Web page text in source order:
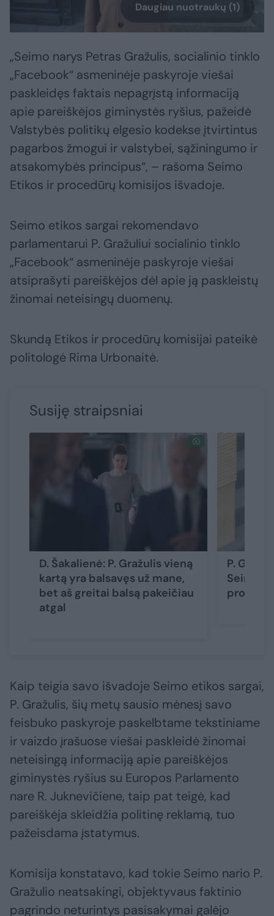
Daugiau nuotraukų (1)
„Seimo narys Petras Gražulis, socialinio tinklo
„Facebook“ asmeninėje paskyroje viešai
paskleidęs faktais nepagrįstą informaciją
apie pareiškėjos giminystės ryšius, pažeidė
Valstybės politikų elgesio kodekse įtvirtintus
pagarbos žmogui ir valstybei, sąžiningumo ir
atsakomybės principus“, – rašoma Seimo
Etikos ir procedūrų komisijos išvadoje.
Seimo etikos sargai rekomendavo
parlamentarui P. Gražuliui socialinio tinklo
„Facebook“ asmeninėje paskyroje viešai
atsiprašyti pareiškėjos dėl apie ją paskleistų
žinomai neteisingų duomenų.
Skundą Etikos ir procedūrų komisijai pateikė
politologė Rima Urbonaitė.
Susiję straipsniai
D. Šakalienė: P. Gražulis vieną
kartą yra balsavęs už mane,
bet aš greitai balsą pakeičiau
atgal
P.
Seimas
proceso
Kaip teigia savo išvadoje Seimo etikos sargai,
P. Gražulis, šių metų sausio mėnesį savo
feisbuko paskyroje paskelbtame tekstiniame
ir vaizdo įrašuose viešai paskleidė žinomai
neteisingą informaciją apie pareiškėjos
giminystės ryšius su Europos Parlamento
nare R. Juknevičiene, taip pat teigė, kad
pareiškėja skleidžia politinę reklamą, tuo
pažeisdama įstatymus.
Komisija konstatavo, kad tokie Seimo nario P.
Gražulio neatsakingi, objektyvaus faktinio
pagrindo neturintys pasisakymai galėjo